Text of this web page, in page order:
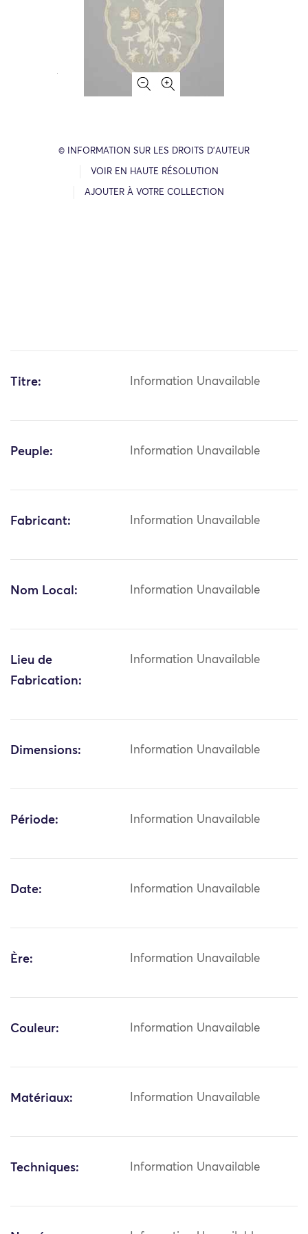
© INFORMATION SUR LES DROITS D’AUTEUR
VOIR EN HAUTE RÉSOLUTION
AJOUTER À VOTRE COLLECTION
Titre: Information Unavailable
Peuple: Information Unavailable
Fabricant: Information Unavailable
Nom Local: Information Unavailable
Lieu de
Fabrication:
Information Unavailable
Dimensions: Information Unavailable
Période: Information Unavailable
Date: Information Unavailable
Ère: Information Unavailable
Couleur: Information Unavailable
Matériaux: Information Unavailable
Techniques: Information Unavailable